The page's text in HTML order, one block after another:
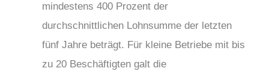
mindestens 400 Prozent der
durchschnittlichen Lohnsumme der letzten
fünf Jahre beträgt. Für kleine Betriebe mit bis
zu 20 Beschäftigten galt die